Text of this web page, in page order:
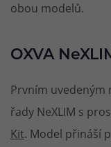
obou modelů.
OXVA
Prvním uvedeným
řady NeXLIM s
Kit. Model přináší